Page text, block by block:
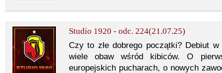
Studio 1920 - odc. 224(21.07.25)
Czy to złe dobrego początki? Debiut
wiele obaw wśród kibiców. O
europejskich pucharach, o nowych